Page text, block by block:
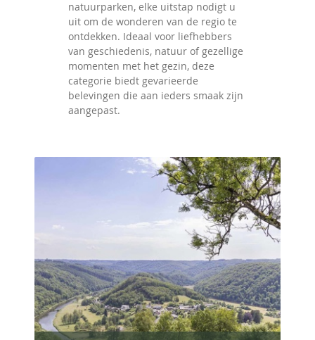
natuurparken, elke uitstap nodigt u
uit om de wonderen van de regio te
ontdekken. Ideaal voor liefhebbers
van geschiedenis, natuur of gezellige
momenten met het gezin, deze
categorie biedt gevarieerde
belevingen die aan ieders smaak zijn
aangepast.